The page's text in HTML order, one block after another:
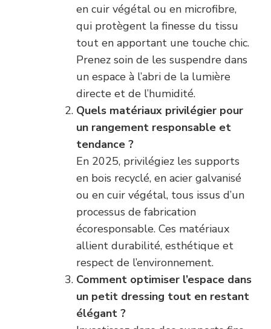
en cuir végétal ou en microfibre,
qui protègent la finesse du tissu
tout en apportant une touche chic.
Prenez soin de les suspendre dans
un espace à l’abri de la lumière
directe et de l’humidité.
Quels matériaux privilégier pour
un rangement responsable et
tendance ?
En 2025, privilégiez les supports
en bois recyclé, en acier galvanisé
ou en cuir végétal, tous issus d’un
processus de fabrication
écoresponsable. Ces matériaux
allient durabilité, esthétique et
respect de l’environnement.
Comment optimiser l’espace dans
un petit dressing tout en restant
élégant ?